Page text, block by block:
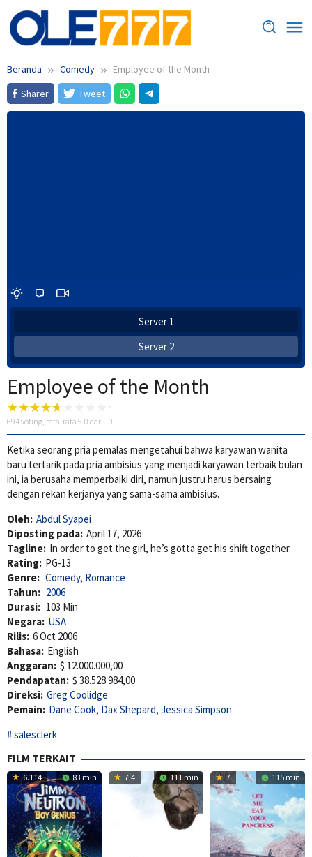
Loncat
ke
konten
Beranda Comedy
Employee of the Month
Sharer
Tweet
Server 1
Server 2
Employee of the Month
694voting, rata-rata 5.0 dari 10
Ketika seorang pria pemalas mengetahui bahwa karyawan wanita
baru tertarik pada pria ambisius yang menjadi karyawan terbaik bulan
ini, ia berusaha memperbaiki diri, namun justru harus bersaing
dengan rekan kerjanya yang sama-sama ambisius.
Oleh: Abdul Syapei
Diposting pada: April 17, 2026
Tagline: In order to get the girl, he’s gotta get his shift together.
Rating: PG-13
Genre: Comedy, Romance
Tahun: 2006
Durasi: 103 Min
Negara: USA
Rilis: 6 Oct 2006
Bahasa: English
Anggaran: $ 12.000.000,00
Pendapatan: $ 38.528.984,00
Direksi: Greg Coolidge
Pemain: Dane Cook, Dax Shepard, Jessica Simpson
salesclerk
FILM TERKAIT
6.114 83 min 7.4 111 min 7 115 min